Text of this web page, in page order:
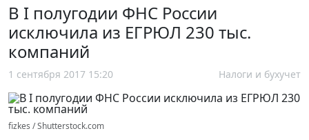
В I полугодии ФНС России
исключила из ЕГРЮЛ 230 тыс.
компаний
1 сентября 2017 15:20 Налоги и бухучет
fizkes / Shutterstock.com